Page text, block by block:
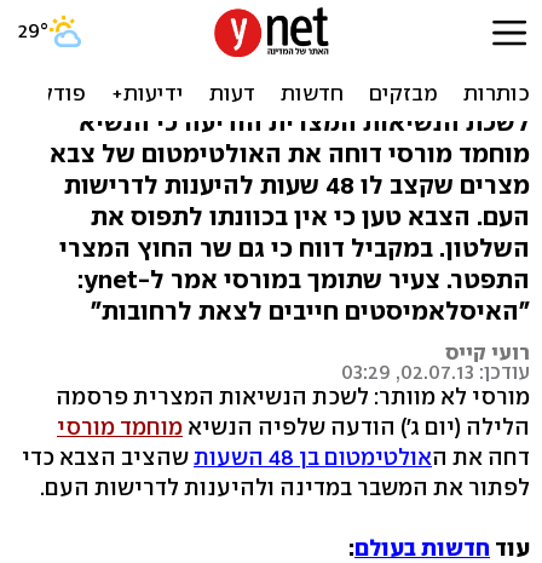
הנשיא מורסי: דוחה את
האולטימטום של הצבא
לשכת הנשיאות המצרית הודיעה כי הנשיא
מוחמד מורסי דוחה את האולטימטום של צבא
מצרים שקצב לו 48 שעות להיענות לדרישות
העם. הצבא טען כי אין בכוונתו לתפוס את
השלטון. במקביל דווח כי גם שר החוץ המצרי
התפטר. צעיר שתומך במורסי אמר ל-ynet:
"האיסלאמיסטים חייבים לצאת לרחובות"
רועי קייס
עודכן: 02.07.13, 03:29
מורסי לא מוותר: לשכת הנשיאות המצרית פרסמה
הלילה (יום ג') הודעה שלפיה הנשיא מוחמד מורסי
דחה את האולטימטום בן 48 השעות
שהציב הצבא כדי
לפתור את המשבר במדינה ולהיענות לדרישות העם.
עוד חדשות בעולם: